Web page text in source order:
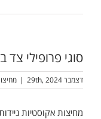
סוגי פרופילי צד
דצמבר 29th, 2024 |
מחיצות אקוסטיות